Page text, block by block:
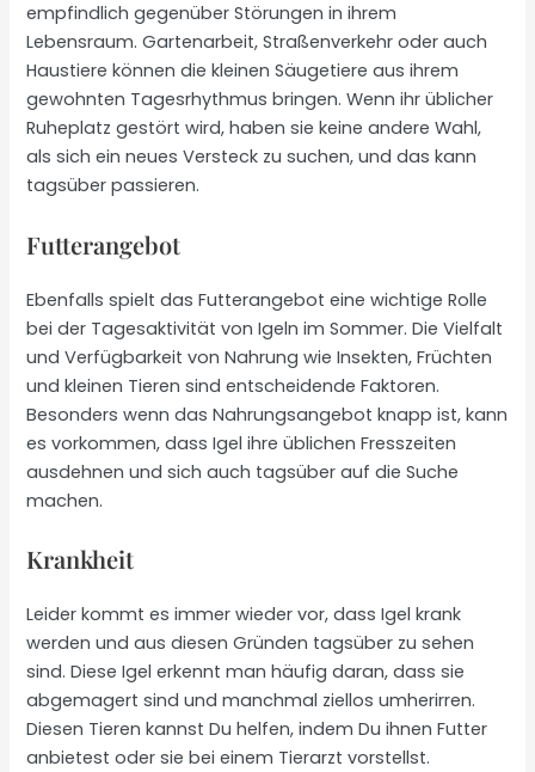
empfindlich gegenüber Störungen in ihrem
Lebensraum. Gartenarbeit, Straßenverkehr oder auch
Haustiere können die kleinen Säugetiere aus ihrem
gewohnten Tagesrhythmus bringen. Wenn ihr üblicher
Ruheplatz gestört wird, haben sie keine andere Wahl,
als sich ein neues Versteck zu suchen, und das kann
tagsüber passieren.
Futterangebot
Ebenfalls spielt das Futterangebot eine wichtige Rolle
bei der Tagesaktivität von Igeln im Sommer. Die Vielfalt
und Verfügbarkeit von Nahrung wie Insekten, Früchten
und kleinen Tieren sind entscheidende Faktoren.
Besonders wenn das Nahrungsangebot knapp ist, kann
es vorkommen, dass Igel ihre üblichen Fresszeiten
ausdehnen und sich auch tagsüber auf die Suche
machen.
Krankheit
Leider kommt es immer wieder vor, dass Igel krank
werden und aus diesen Gründen tagsüber zu sehen
sind. Diese Igel erkennt man häufig daran, dass sie
abgemagert sind und manchmal ziellos umherirren.
Diesen Tieren kannst Du helfen, indem Du ihnen Futter
anbietest oder sie bei einem Tierarzt vorstellst.